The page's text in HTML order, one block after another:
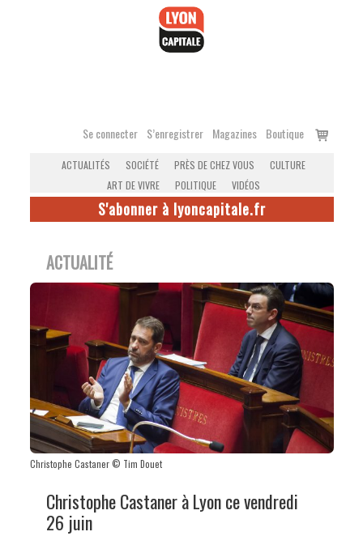
Se connecter S’enregistrer Magazines Boutique
Voir
ACTUALITÉS SOCIÉTÉ PRÈS DE CHEZ VOUS
CULTURE
ART DE VIVRE
POLITIQUE VIDÉOS
S'abonner à lyoncapitale.fr
ACTUALITÉ
Christophe Castaner © Tim Douet
Christophe Castaner à Lyon ce vendredi
26 juin